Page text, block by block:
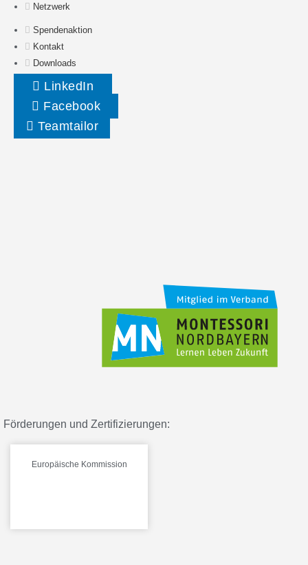
Netzwerk
Spendenaktion
Kontakt
Downloads
LinkedIn
Facebook
Teamtailor
Förderungen und Zertifizierungen:
Europäische Kommission